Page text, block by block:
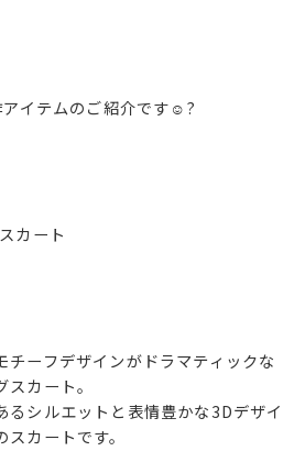
イテムのご紹介です☺️?
カート
チーフデザインがドラマティックな
カート。
るシルエットと表情豊かな3Dデザイ
カートです。